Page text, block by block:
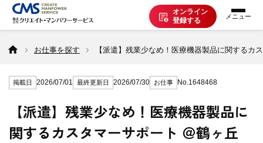
オンライン
登録する
お仕事を探す
派遣で働く
登録の流れ
お仕事を探す 【派遣】残業少なめ！医療機器製品に関するカ
掲載日 2026/07/01 最終更新日 2026/07/30 お仕事 No.1648468
【派遣】残業少なめ！医療機器製品に
関するカスタマーサポート ＠鶴ヶ丘